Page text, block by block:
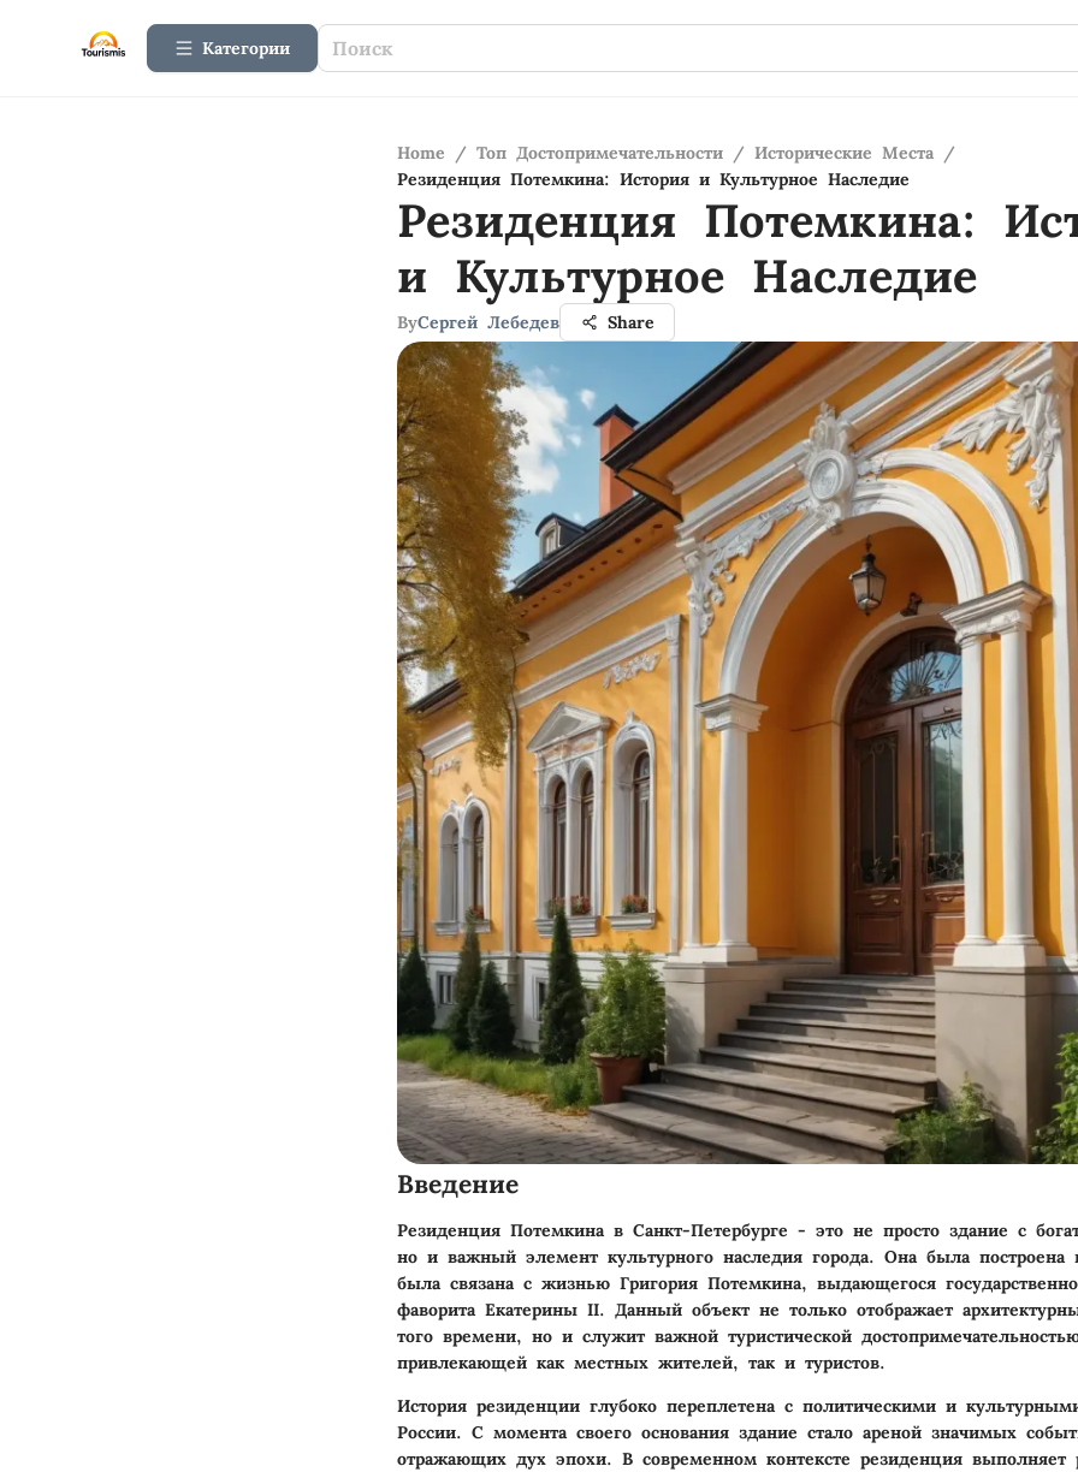
Категории
Home / Топ Достопримечательности / Исторические Места /
Резиденция Потемкина: История и Культурное Наследие
Резиденция Потемкина:
и Культурное Наследие
ByСергей Лебедев Share
Введение
Резиденция Потемкина в Санкт-Петербурге - это не просто здание с
но и важный элемент культурного наследия города. Она была
была связана с жизнью Григория Потемкина, выдающегося
фаворита Екатерины II. Данный объект не только отображает
того времени, но и служит важной туристической
привлекающей как местных жителей, так и туристов.
История резиденции глубоко переплетена с политическими и
России. С момента своего основания здание стало ареной значимых
отражающих дух эпохи. В современном контексте резиденция выполняет